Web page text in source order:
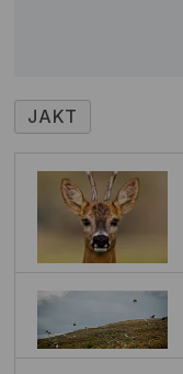
JAKT